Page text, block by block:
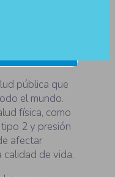
y el
pública que
el mundo.
física, como
2 y presión
afectar
de vida.